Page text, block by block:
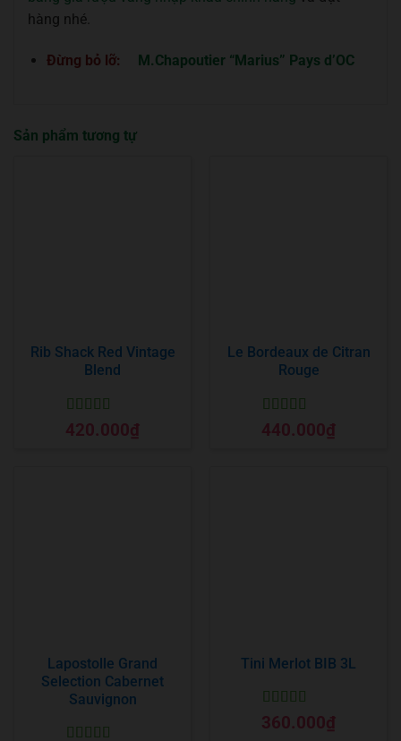
hàng nhé.
Đừng bỏ lỡ: M.Chapoutier “Marius” Pays d’OC
Sản phẩm tương tự
Rib Shack Red Vintage
Blend
Được xếp
hạng55 sao
420.000₫
Le Bordeaux de Citran
Rouge
Được xếp
hạng55 sao
440.000₫
Lapostolle Grand
Selection Cabernet
Sauvignon
Tini Merlot BIB 3L
Được xếp
hạng55 sao
360.000₫